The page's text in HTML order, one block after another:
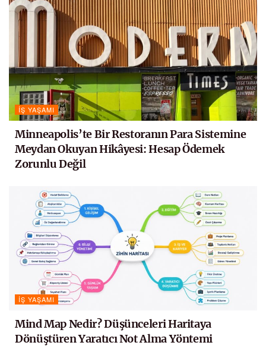
İŞ YAŞAMI
Minneapolis’te Bir Restoranın Para Sistemine
Meydan Okuyan Hikâyesi: Hesap Ödemek
Zorunlu Değil
İŞ YAŞAMI
Mind Map Nedir? Düşünceleri Haritaya
Dönüştüren Yaratıcı Not Alma Yöntemi